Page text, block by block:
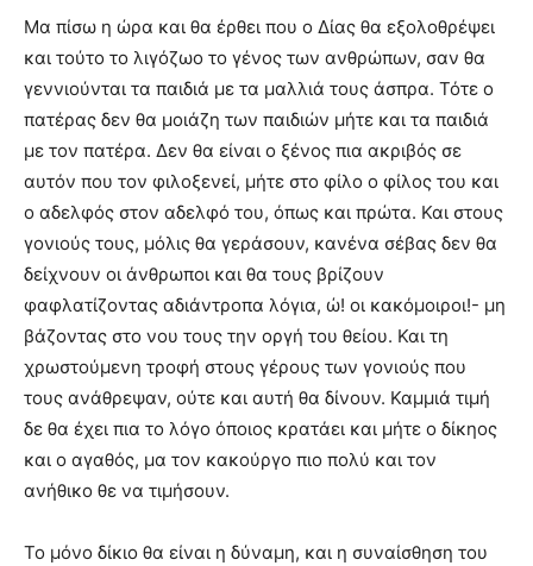
Μα πίσω η ώρα και θα έρθει που ο Δίας θα εξολοθρέψει
και τούτο το λιγόζωο το γένος των ανθρώπων, σαν θα
γεννιούνται τα παιδιά με τα μαλλιά τους άσπρα. Τότε ο
πατέρας δεν θα μοιάζη των παιδιών μήτε και τα παιδιά
με τον πατέρα. Δεν θα είναι ο ξένος πια ακριβός σε
αυτόν που τον φιλοξενεί, μήτε στο φίλο ο φίλος του και
ο αδελφός στον αδελφό του, όπως και πρώτα. Και στους
γονιούς τους, μόλις θα γεράσουν, κανένα σέβας δεν θα
δείχνουν οι άνθρωποι και θα τους βρίζουν
φαφλατίζοντας αδιάντροπα λόγια, ώ! οι κακόμοιροι!- μη
βάζοντας στο νου τους την οργή του θείου. Και τη
χρωστούμενη τροφή στους γέρους των γονιούς που
τους ανάθρεψαν, ούτε και αυτή θα δίνουν. Καμμιά τιμή
δε θα έχει πια το λόγο όποιος κρατάει και μήτε ο δίκηος
και ο αγαθός, μα τον κακούργο πιο πολύ και τον
ανήθικο θε να τιμήσουν.
Το μόνο δίκιο θα είναι η δύναμη, και η συναίσθηση του